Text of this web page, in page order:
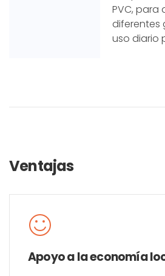
PVC, para
diferentes
uso diario
Ventajas
Apoyo a la economía